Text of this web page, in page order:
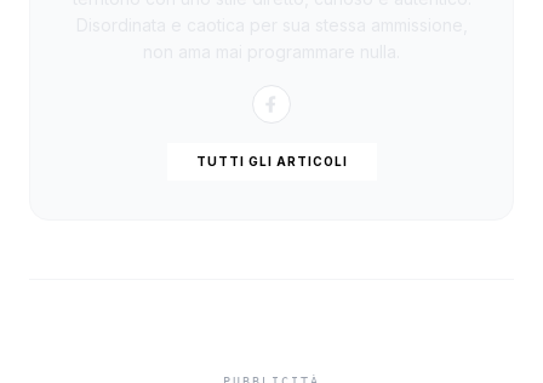
TUTTI GLI ARTICOLI